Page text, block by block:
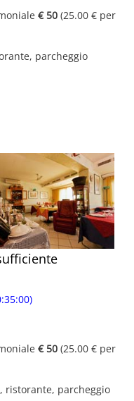
€ 50 (25.00 € per
parcheggio
€ 50 (25.00 € per
ristorante, parcheggio